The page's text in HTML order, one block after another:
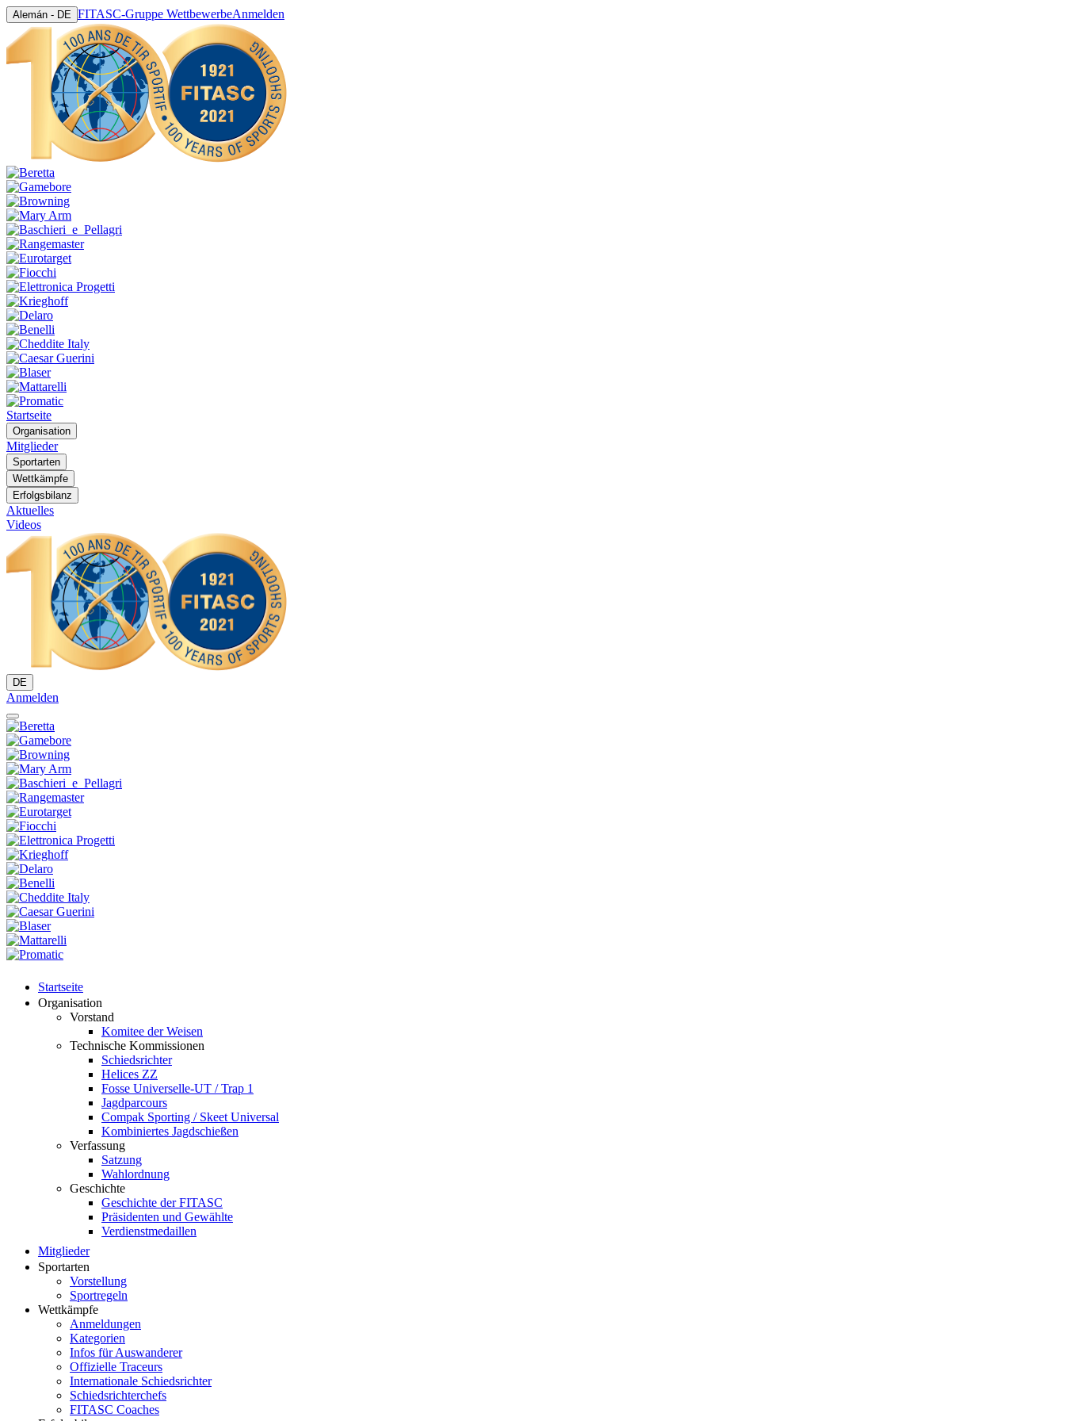
Alemán - DE FITASC-Gruppe WettbewerbeAnmelden
Startseite
Organisation
Mitglieder
Sportarten
Wettkämpfe
Erfolgsbilanz
Aktuelles
Videos
DE
Anmelden
Startseite
Organisation
Vorstand
Komitee der Weisen
Technische Kommissionen
Schiedsrichter
Helices ZZ
Fosse Universelle-UT / Trap 1
Jagdparcours
Compak Sporting / Skeet Universal
Kombiniertes Jagdschießen
Verfassung
Satzung
Wahlordnung
Geschichte
Geschichte der FITASC
Präsidenten und Gewählte
Verdienstmedaillen
Mitglieder
Sportarten
Vorstellung
Sportregeln
Wettkämpfe
Anmeldungen
Kategorien
Infos für Auswanderer
Offizielle Traceurs
Internationale Schiedsrichter
Schiedsrichterchefs
FITASC Coaches